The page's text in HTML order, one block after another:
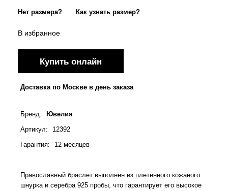
Нет размера? Как узнать размер?
В избранное
Купить онлайн
Доставка по Москве в день заказа
Бренд:
Ювелия
Артикул:
12392
Гарантия: 12 месяцев
Православный браслет выполнен из плетенного кожаного
шнурка и серебра 925 пробы, что гарантирует его высокое